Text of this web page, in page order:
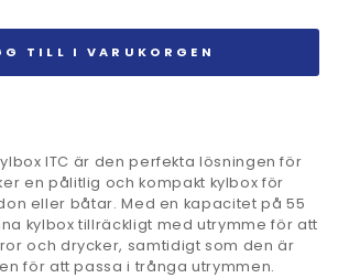
TILL I VARUKORGEN
ITC är den perfekta lösningen för
en pålitlig och kompakt kylbox för
eller båtar. Med en kapacitet på 55
kylbox tillräckligt med utrymme för att
och drycker, samtidigt som den är
för att passa i trånga utrymmen.